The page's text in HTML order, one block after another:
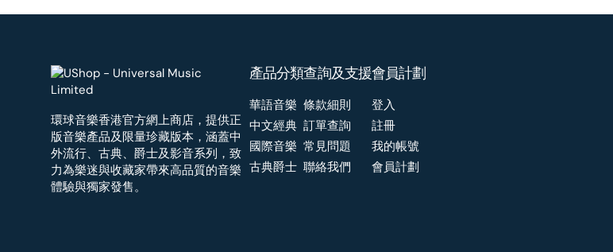
環球音樂香港官方網上商店，提供正
版音樂產品及限量珍藏版本，涵蓋中
外流行、古典、爵士及影音系列，致
力為樂迷與收藏家帶來高品質的音樂
體驗與獨家發售。
產品分類
華語音樂
中文經典
國際音樂
古典爵士
查詢及支援
條款細則
訂單查詢
常見問題
聯絡我們
會員計劃
登入
註冊
我的帳號
會員計劃